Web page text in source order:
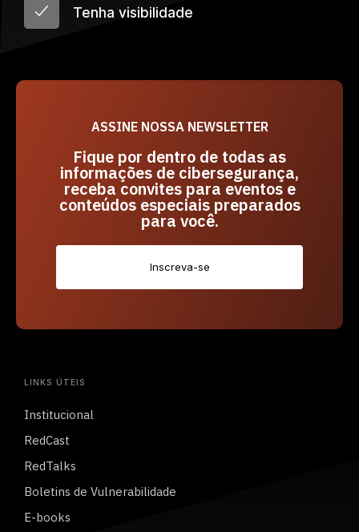
Tenha visibilidade
ASSINE NOSSA NEWSLETTER
Fique por dentro de todas as
informações de cibersegurança,
receba convites para eventos e
conteúdos especiais preparados
para você.
Inscreva-se
LINKS ÚTEIS
Institucional
RedCast
RedTalks
Boletins de Vulnerabilidade
E-books